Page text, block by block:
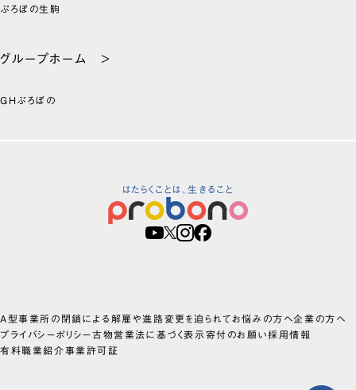
ぷろぼの生駒
グループホーム >
GHぷろぼの
はたらくことは、生きること
A型事業所の閉鎖による解雇や進路変更を迫られてお悩みの方へ企業の方へ
プライバシーポリシー古物営業法に基づく表示寄付のお願い採用情報
有料職業紹介事業許可証